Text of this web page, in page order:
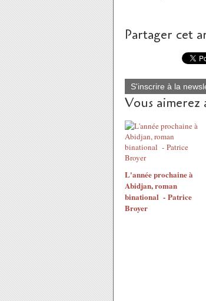
Partager cet
S'inscrire à la
Vous aimerez
L'année prochaine à
Abidjan, roman
binational - Patrice
Broyer